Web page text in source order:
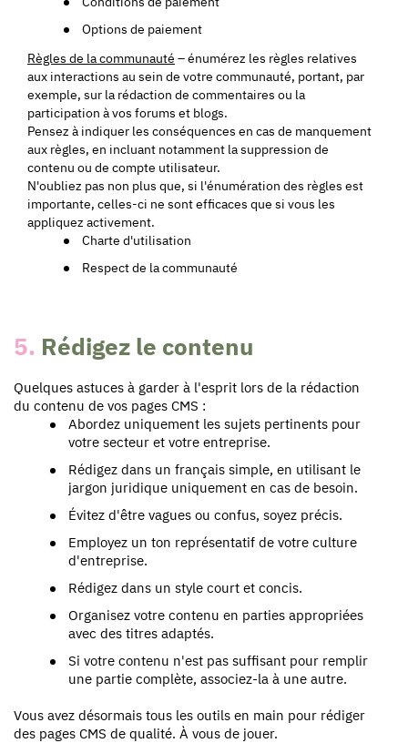
Options de paiement
Règles de la communauté – énumérez les règles relatives
aux interactions au sein de votre communauté, portant, par
exemple, sur la rédaction de commentaires ou la
participation à vos forums et blogs.
Pensez à indiquer les conséquences en cas de manquement
aux règles, en incluant notamment la suppression de
contenu ou de compte utilisateur.
N'oubliez pas non plus que, si l'énumération des règles est
importante, celles-ci ne sont efficaces que si vous les
appliquez activement.
Charte d'utilisation
Respect de la communauté
5. Rédigez le contenu
Quelques astuces à garder à l'esprit lors de la rédaction
du contenu de vos pages CMS :
Abordez uniquement les sujets pertinents pour
votre secteur et votre entreprise.
Rédigez dans un français simple, en utilisant le
jargon juridique uniquement en cas de besoin.
Évitez d'être vagues ou confus, soyez précis.
Employez un ton représentatif de votre culture
d'entreprise.
Rédigez dans un style court et concis.
Organisez votre contenu en parties appropriées
avec des titres adaptés.
Si votre contenu n'est pas suffisant pour remplir
une partie complète, associez-la à une autre.
Vous avez désormais tous les outils en main pour rédiger
des pages CMS de qualité. À vous de jouer.